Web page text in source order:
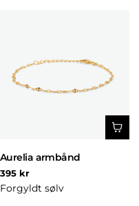
Aurelia armbånd
Normal
pris
395 kr
Forgyldt sølv